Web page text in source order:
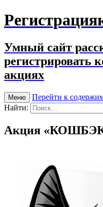
Умный сайт
регистрировать
акциях
Меню
Перейти к
Найти:
Акция